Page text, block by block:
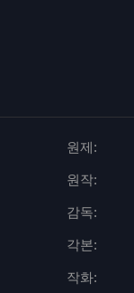
원제:
원작:
감독:
각본:
작화: